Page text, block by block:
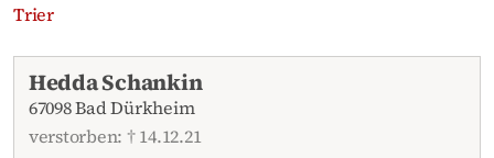
Trier
Aktuelle Traueranzeigen
Hedda Schankin
67098 Bad Dürkheim
verstorben: † 14.12.21